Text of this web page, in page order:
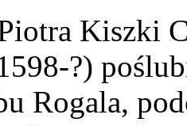
Kiszki
?)
Rogala,